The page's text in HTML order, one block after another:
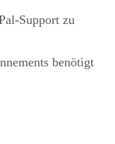
Support zu
benötigt